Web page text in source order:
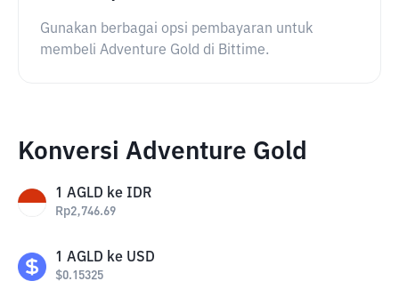
Gunakan berbagai opsi pembayaran untuk
membeli Adventure Gold di Bittime.
Konversi Adventure Gold
1 AGLD ke IDR
Rp2,746.69
1 AGLD ke USD
$0.15325